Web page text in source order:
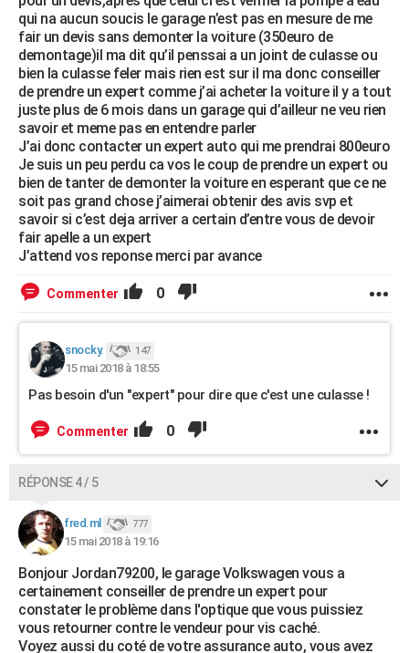
qui na aucun soucis le garage n’est pas en mesure de me
fair un devis sans demonter la voiture (350euro de
demontage)il ma dit qu’il penssai a un joint de culasse ou
bien la culasse feler mais rien est sur il ma donc conseiller
de prendre un expert comme j’ai acheter la voiture il y a tout
juste plus de 6 mois dans un garage qui d’ailleur ne veu rien
savoir et meme pas en entendre parler
J’ai donc contacter un expert auto qui me prendrai 800euro
Je suis un peu perdu ca vos le coup de prendre un expert ou
bien de tanter de demonter la voiture en esperant que ce ne
soit pas grand chose j’aimerai obtenir des avis svp et
savoir si c’est deja arriver a certain d’entre vous de devoir
fair apelle a un expert
J’attend vos reponse merci par avance
Commenter 0
snocky. 147
15 mai 2018 à 18:55
Pas besoin d'un "expert" pour dire que c'est une culasse !
Commenter 0
RÉPONSE 4 / 5
fred.ml 777
15 mai 2018 à 19:16
Bonjour Jordan79200, le garage Volkswagen vous a
certainement conseiller de prendre un expert pour
constater le problème dans l'optique que vous puissiez
vous retourner contre le vendeur pour vis caché.
Voyez aussi du coté de votre assurance auto, vous avez